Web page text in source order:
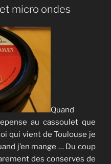
micro ondes
Quand
au cassoulet que
qui vient de Toulouse je
j’en mange … Du coup
des conserves de